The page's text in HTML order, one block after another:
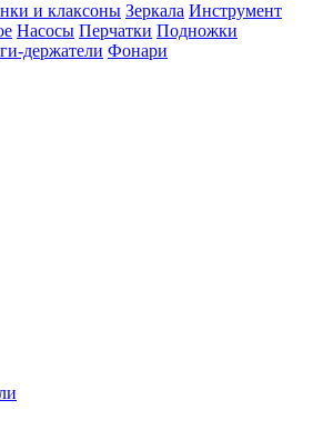
и клаксоны Зеркала Инструмент
Насосы Перчатки Подножки
держатели Фонари